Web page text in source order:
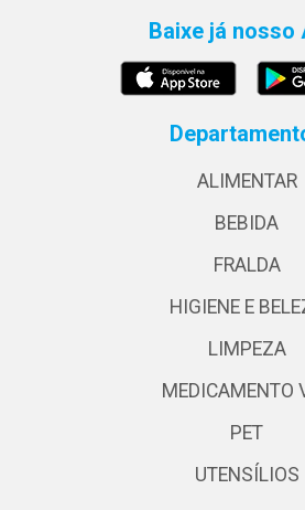
Baixe já nosso
ALIMENTAR
BEBIDA
FRALDA
HIGIENE E
LIMPEZA
MEDICAMENTO
PET
UTENSÍLIOS